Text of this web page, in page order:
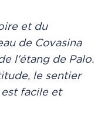
et du
de Covasina
l'étang de Palo.
le sentier
facile et